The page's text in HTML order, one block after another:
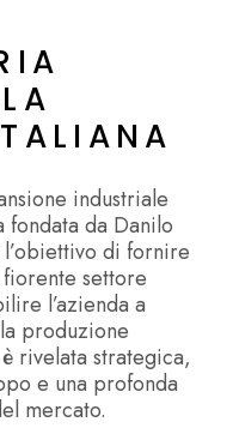
industriale
fondata da Danilo
di fornire
settore
l’azienda a
produzione
rivelata strategica,
e una profonda
mercato.